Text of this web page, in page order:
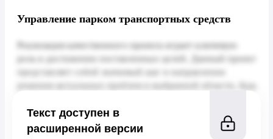
Управление парком транспортных средств
Текст доступен в
расширенной версии